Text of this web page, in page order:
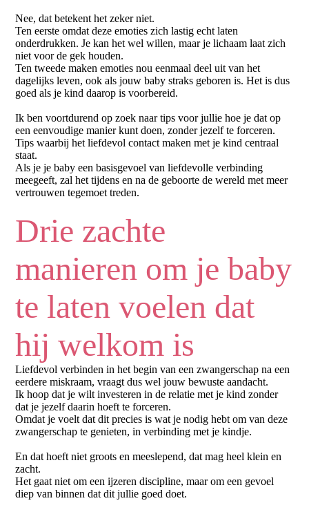
Nee, dat betekent het zeker niet.
Ten eerste omdat deze emoties zich lastig echt laten
onderdrukken. Je kan het wel willen, maar je lichaam laat zich
niet voor de gek houden.
Ten tweede maken emoties nou eenmaal deel uit van het
dagelijks leven, ook als jouw baby straks geboren is. Het is dus
goed als je kind daarop is voorbereid.
Ik ben voortdurend op zoek naar tips voor jullie hoe je dat op
een eenvoudige manier kunt doen, zonder jezelf te forceren.
Tips waarbij het liefdevol contact maken met je kind centraal
staat.
Als je je baby een basisgevoel van liefdevolle verbinding
meegeeft, zal het tijdens en na de geboorte de wereld met meer
vertrouwen tegemoet treden.
Drie zachte
manieren om je baby
te laten voelen dat
hij welkom is
Liefdevol verbinden in het begin van een zwangerschap na een
eerdere miskraam, vraagt dus wel jouw bewuste aandacht.
Ik hoop dat je wilt investeren in de relatie met je kind zonder
dat je jezelf daarin hoeft te forceren.
Omdat je voelt dat dit precies is wat je nodig hebt om van deze
zwangerschap te genieten, in verbinding met je kindje.
En dat hoeft niet groots en meeslepend, dat mag heel klein en
zacht.
Het gaat niet om een ijzeren discipline, maar om een gevoel
diep van binnen dat dit jullie goed doet.